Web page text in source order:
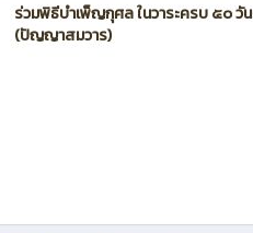
ร่วมพิธีบำเพ็ญกุศล ในวาระครบ ๕๐ วัน
(ปัญญาสมวาร)